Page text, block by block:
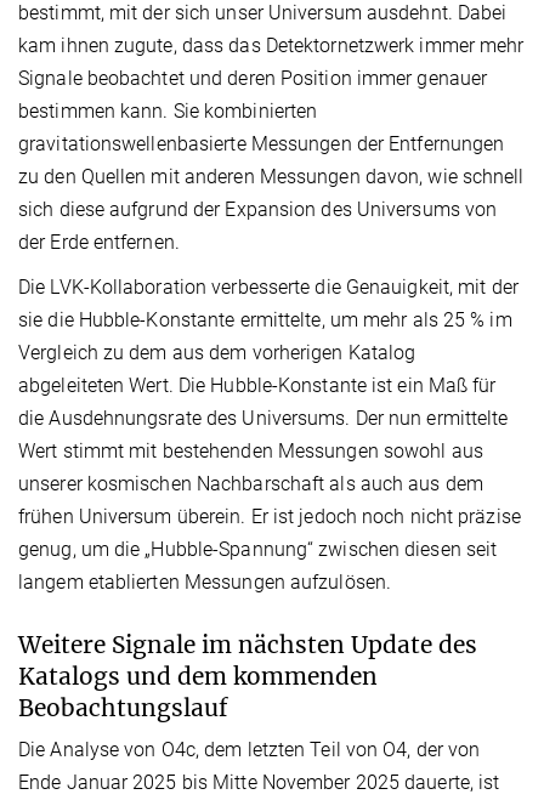
bestimmt, mit der sich unser Universum ausdehnt. Dabei
kam ihnen zugute, dass das Detektornetzwerk immer mehr
Signale beobachtet und deren Position immer genauer
bestimmen kann. Sie kombinierten
gravitationswellenbasierte Messungen der Entfernungen
zu den Quellen mit anderen Messungen davon, wie schnell
sich diese aufgrund der Expansion des Universums von
der Erde entfernen.
Die LVK-Kollaboration verbesserte die Genauigkeit, mit der
sie die Hubble-Konstante ermittelte, um mehr als 25 % im
Vergleich zu dem aus dem vorherigen Katalog
abgeleiteten Wert. Die Hubble-Konstante ist ein Maß für
die Ausdehnungsrate des Universums. Der nun ermittelte
Wert stimmt mit bestehenden Messungen sowohl aus
unserer kosmischen Nachbarschaft als auch aus dem
frühen Universum überein. Er ist jedoch noch nicht präzise
genug, um die „Hubble-Spannung“ zwischen diesen seit
langem etablierten Messungen aufzulösen.
Weitere Signale im nächsten Update des
Katalogs und dem kommenden
Beobachtungslauf
Die Analyse von O4c, dem letzten Teil von O4, der von
Ende Januar 2025 bis Mitte November 2025 dauerte, ist